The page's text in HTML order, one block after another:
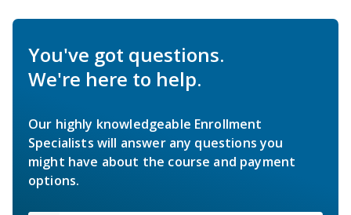
You've got questions.
We're here to help.
Our highly knowledgeable Enrollment
Specialists will answer any questions you
might have about the course and payment
options.